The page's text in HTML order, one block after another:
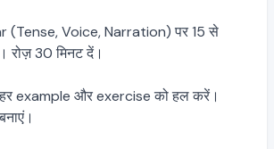
(Tense, Voice, Narration) पर 15 से
रोज़ 30 मिनट दें।
example और exercise को हल करें।